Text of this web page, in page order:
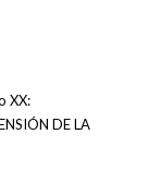
XX:
DE LA